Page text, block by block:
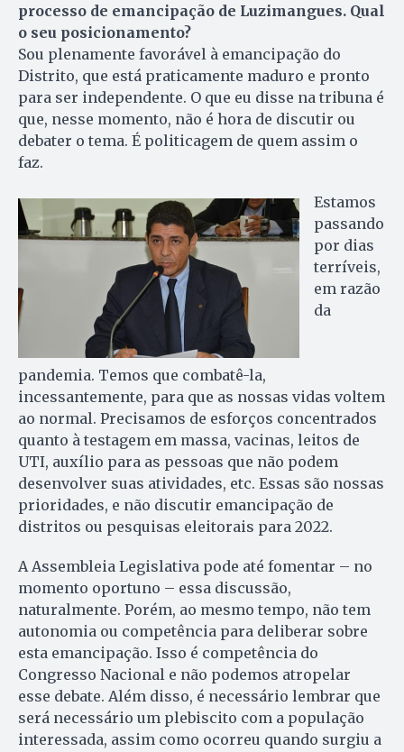
processo de emancipação de Luzimangues. Qual
o seu posicionamento?
Sou plenamente favorável à emancipação do
Distrito, que está praticamente maduro e pronto
para ser independente. O que eu disse na tribuna é
que, nesse momento, não é hora de discutir ou
debater o tema. É politicagem de quem assim o
faz.
Estamos
passando
por dias
terríveis,
em razão
da
pandemia. Temos que combatê-la,
incessantemente, para que as nossas vidas voltem
ao normal. Precisamos de esforços concentrados
quanto à testagem em massa, vacinas, leitos de
UTI, auxílio para as pessoas que não podem
desenvolver suas atividades, etc. Essas são nossas
prioridades, e não discutir emancipação de
distritos ou pesquisas eleitorais para 2022.
A Assembleia Legislativa pode até fomentar – no
momento oportuno – essa discussão,
naturalmente. Porém, ao mesmo tempo, não tem
autonomia ou competência para deliberar sobre
esta emancipação. Isso é competência do
Congresso Nacional e não podemos atropelar
esse debate. Além disso, é necessário lembrar que
será necessário um plebiscito com a população
interessada, assim como ocorreu quando surgiu a